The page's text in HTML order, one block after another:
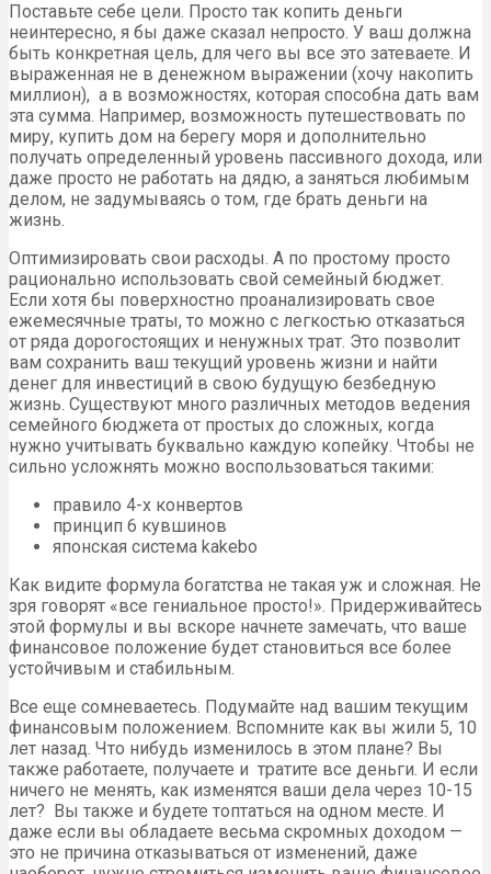
Поставьте себе цели. Просто так копить деньги
неинтересно, я бы даже сказал непросто. У ваш должна
быть конкретная цель, для чего вы все это затеваете. И
выраженная не в денежном выражении (хочу накопить
миллион), а в возможностях, которая способна дать вам
эта сумма. Например, возможность путешествовать по
миру, купить дом на берегу моря и дополнительно
получать определенный уровень пассивного дохода, или
даже просто не работать на дядю, а заняться любимым
делом, не задумываясь о том, где брать деньги на
жизнь.
Оптимизировать свои расходы. А по простому просто
рационально использовать свой семейный бюджет.
Если хотя бы поверхностно проанализировать свое
ежемесячные траты, то можно с легкостью отказаться
от ряда дорогостоящих и ненужных трат. Это позволит
вам сохранить ваш текущий уровень жизни и найти
денег для инвестиций в свою будущую безбедную
жизнь. Существуют много различных методов ведения
семейного бюджета от простых до сложных, когда
нужно учитывать буквально каждую копейку. Чтобы не
сильно усложнять можно воспользоваться такими:
правило 4-х конвертов
принцип 6 кувшинов
японская система kakebo
Как видите формула богатства не такая уж и сложная. Не
зря говорят «все гениальное просто!». Придерживайтесь
этой формулы и вы вскоре начнете замечать, что ваше
финансовое положение будет становиться все более
устойчивым и стабильным.
Все еще сомневаетесь. Подумайте над вашим текущим
финансовым положением. Вспомните как вы жили 5, 10
лет назад. Что нибудь изменилось в этом плане? Вы
также работаете, получаете и тратите все деньги. И если
ничего не менять, как изменятся ваши дела через 10-15
лет? Вы также и будете топтаться на одном месте. И
даже если вы обладаете весьма скромных доходом —
это не причина отказываться от изменений, даже